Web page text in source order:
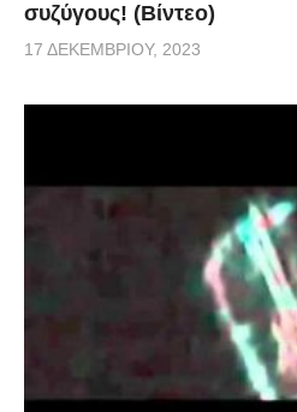
συζύγους! (Βίντεο)
17 ΔΕΚΕΜΒΡΊΟΥ, 2023